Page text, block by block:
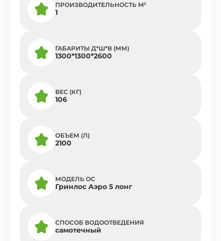
ПРОИЗВОДИТЕЛЬНОСТЬ M³
1
ГАБАРИТЫ Д*Ш*В (ММ)
1300*1300*2600
ВЕС (КГ)
106
ОБЪЕМ (Л)
2100
МОДЕЛЬ ОС
Гринлос Аэро 5 лонг
СПОСОБ ВОДООТВЕДЕНИЯ
самотечный